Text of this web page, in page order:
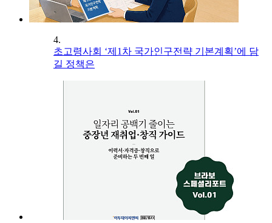
4.
초고령사회 ‘제1차 국가인구전략 기본계획’에 담
길 정책은